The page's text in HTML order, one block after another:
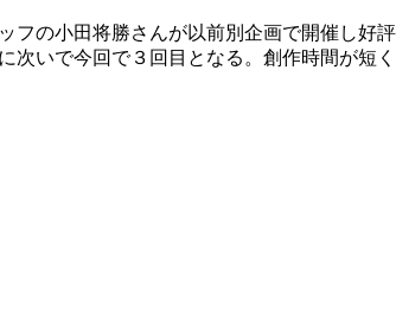
フの小田将勝さんが以前別企画で開催し
次いで今回で３回目となる。創作時間が